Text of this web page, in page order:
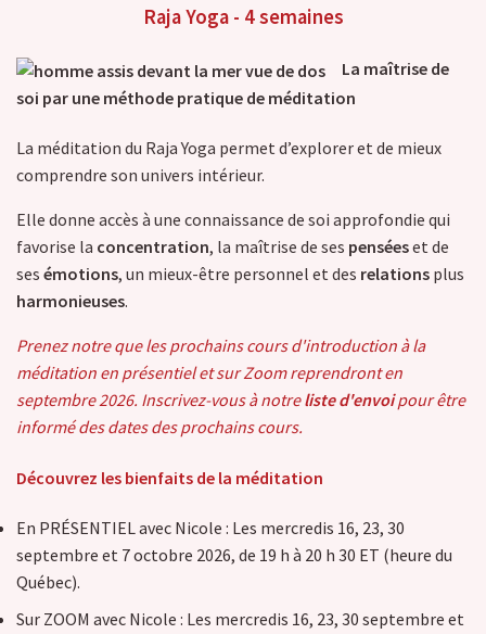
Raja Yoga - 4 semaines
La maîtrise de
soi par une méthode pratique de méditation
La méditation du Raja Yoga permet d’explorer et de mieux
comprendre son univers intérieur.
Elle donne accès à une connaissance de soi approfondie qui
favorise la concentration, la maîtrise de ses penséeset de
ses émotions, un mieux-être personnel et des relations plus
harmonieuses.
Prenez notre que les prochains cours d'introduction à la
méditation en présentiel et sur Zoom reprendront en
septembre 2026. Inscrivez-vous à notreliste d'envoi pour être
informé des dates des prochains cours.
Découvrez les bienfaits de la méditation
En PRÉSENTIEL avec Nicole : Les mercredis 16, 23, 30
septembre et 7 octobre 2026, de 19 h à 20 h 30 ET (heure du
Québec).
Sur ZOOM avec Nicole : Les mercredis 16, 23, 30 septembre et